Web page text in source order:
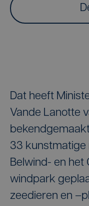
Dat heeft
Vande Lanotte
33 kunstmatige
Belwind- en het
windpark
zeedieren en